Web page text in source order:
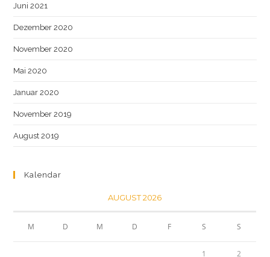
Juni 2021
Dezember 2020
November 2020
Mai 2020
Januar 2020
November 2019
August 2019
Kalendar
AUGUST 2026
M D M D F S S
1 2